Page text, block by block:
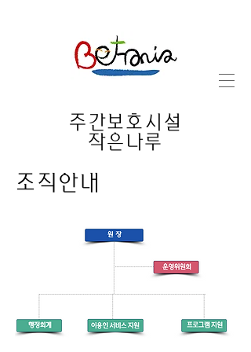
​주간보호시설
작은나루
조직안내